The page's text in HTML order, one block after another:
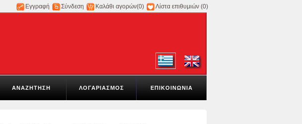
Εγγραφή Σύνδεση Καλάθι αγορών(0) Λίστα επιθυμιών (0)
ΑΝΑΖΗΤΗΣΗ ΛΟΓΑΡΙΑΣΜΟΣ ΕΠΙΚΟΙΝΩΝΙΑ